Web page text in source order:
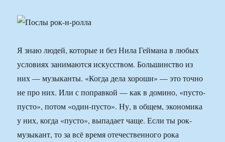
Я знаю людей, которые и без Нила Геймана в любых
условиях занимаются искусством. Большинство из
них — музыканты. «Когда дела хороши» — это точно
не про них. Или с поправкой — как в домино, «пусто-
пусто», потом «один-пусто». Ну, в общем, экономика
у них, когда «пусто», выпадает чаще. Если ты рок-
музыкант, то за всё время отечественного рока